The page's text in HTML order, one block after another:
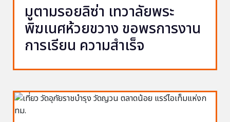
มูตามรอยลิซ่า เทวาลัยพระ
พิฆเนศห้วยขวาง ขอพรการงาน
การเรียน ความสำเร็จ